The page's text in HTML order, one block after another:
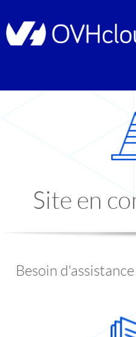
Site en
Besoin